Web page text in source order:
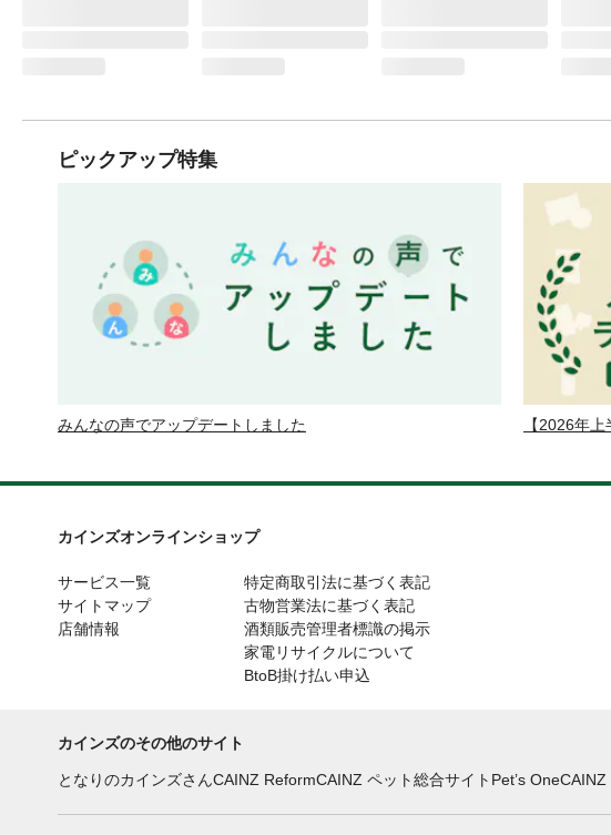
ピックアップ特集
みんなの声でアップデートしました 【2026年
カインズオンラインショップ
サービス一覧
サイトマップ
店舗情報
特定商取引法に基づく表記
古物営業法に基づく表記
酒類販売管理者標識の掲示
家電リサイクルについて
BtoB掛け払い申込
カインズのその他のサイト
となりのカインズさんCAINZ ReformCAINZ ペット総合サイト Pet’s OneCAINZ